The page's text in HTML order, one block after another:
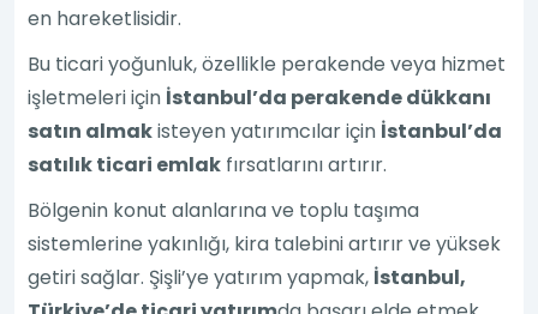
en hareketlisidir.
Bu ticari yoğunluk, özellikle perakende veya hizmet
işletmeleri için İstanbul’da perakende dükkanı
satın almakisteyen yatırımcılar için İstanbul’da
satılık ticari emlak fırsatlarını artırır.
Bölgenin konut alanlarına ve toplu taşıma
sistemlerine yakınlığı, kira talebini artırır ve yüksek
getiri sağlar. Şişli’ye yatırım yapmak, İstanbul,